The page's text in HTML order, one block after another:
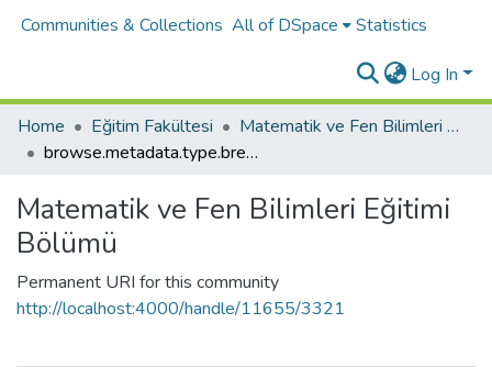
Communities & Collections All of DSpace Statistics
Log In
Home Eğitim Fakültesi
Matematik ve Fen Bilimleri Eğitimi Bölümü
browse.metadata.type.breadcrumbs
Matematik ve Fen Bilimleri Eğitimi
Bölümü
Permanent URI for this community
http://localhost:4000/handle/11655/3321